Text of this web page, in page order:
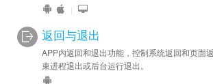
|
返回与退出
APP内返回和退出功能，控制系统返回和页面
束进程退出或后台运行退出。